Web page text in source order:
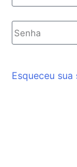
Esqueceu sua